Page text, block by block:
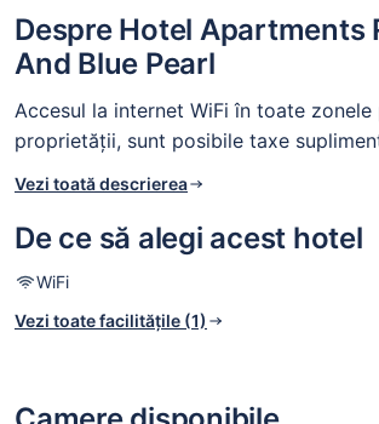
Despre Hotel Apartments
And Blue Pearl
Accesul la internet WiFi în toate zonele
proprietății, sunt posibile taxe
Vezi toată descrierea
De ce să alegi acest hotel
WiFi
Vezi toate facilitățile (1)